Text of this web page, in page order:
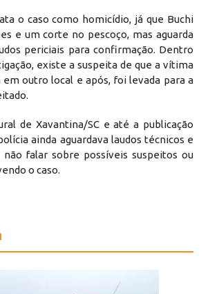
o caso como homicídio, já que Buchi
e um corte no pescoço, mas aguarda
periciais para confirmação. Dentro
existe a suspeita de que a vítima
outro local e após, foi levada para a
de Xavantina/SC e até a publicação
ainda aguardava laudos técnicos e
falar sobre possíveis suspeitos ou
o caso.